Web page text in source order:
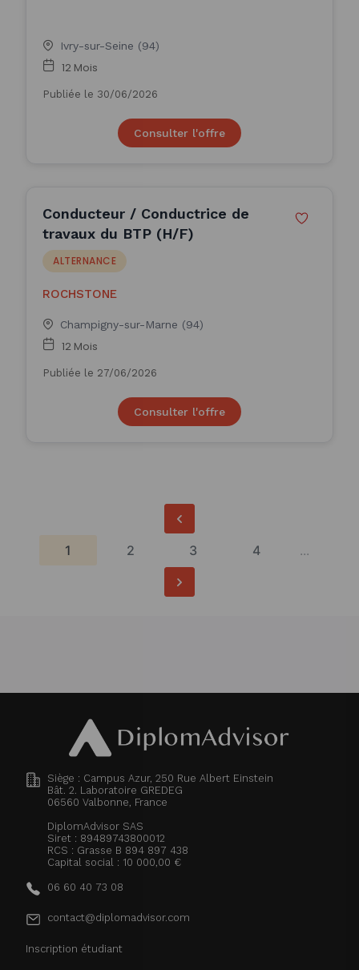
Ivry-sur-Seine (94)
12 Mois
Publiée le 30/06/2026
Consulter l'offre
Conducteur / Conductrice de
travaux du BTP (H/F)
ALTERNANCE
ROCHSTONE
Champigny-sur-Marne (94)
12 Mois
Publiée le 27/06/2026
Consulter l'offre
1 2 3 4 ...
Siège : Campus Azur, 250 Rue Albert Einstein
Bât. 2. Laboratoire GREDEG
06560 Valbonne, France
DiplomAdvisor SAS
Siret : 89489743800012
RCS : Grasse B 894 897 438
Capital social : 10 000,00 €
06 60 40 73 08
contact@diplomadvisor.com
Inscription étudiant